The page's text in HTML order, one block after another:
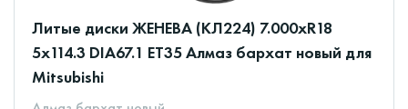
Литые диски ЖЕНЕВА (КЛ224) 7.000xR18
5x114.3 DIA67.1 ET35 Алмаз бархат новый для
Mitsubishi